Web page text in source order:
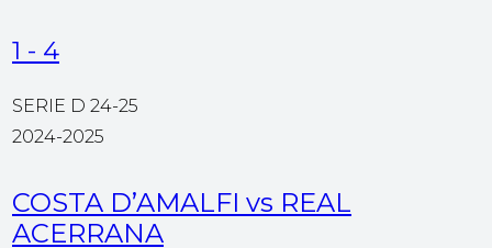
1 - 4
SERIE D 24-25
2024-2025
COSTA D’AMALFI vs REAL
ACERRANA